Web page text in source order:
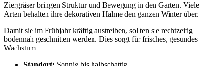
Ziergräser bringen Struktur und Bewegung in den Garten. Viele
Arten behalten ihre dekorativen Halme den ganzen Winter über.
Damit sie im Frühjahr kräftig austreiben, sollten sie rechtzeitig
bodennah geschnitten werden. Dies sorgt für frisches, gesundes
Wachstum.
Standort: Sonnig bis halbschattig